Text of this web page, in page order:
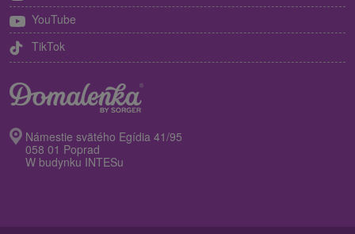
YouTube
TikTok
Námestie svätého Egídia 41/95
058 01 Poprad
W budynku INTESu